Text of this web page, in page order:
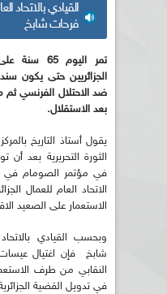
القيادي بالاتحاد
فرحات شابخ
تمر اليوم
الجزائريين حتى يكون
ضد الاحتلال الفرنسي ثم
بعد الاستقلال.
يقول أستاذ التاريخ
الثورة التحريرية بعد
في مؤتمر الصومام في
الاتحاد العام للعمال
الاستعمار على الصعيد
وبحسب القيادي
شابخ فإن اغتيال
النقابي من طرف
في تدويل القضية